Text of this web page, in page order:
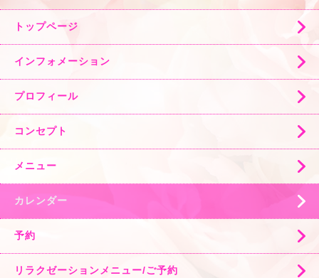
トップページ
インフォメーション
プロフィール
コンセプト
メニュー
カレンダー
予約
リラクゼーションメニュー/ご予約